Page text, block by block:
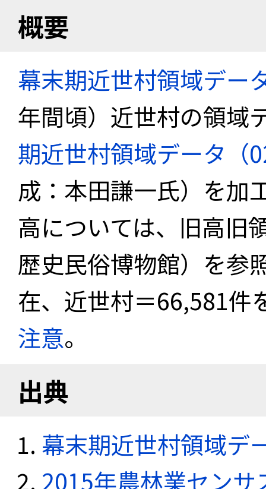
概要
幕末期近世村領域デー
年間頃）近世村の領域
期近世村領域データ（
成：本田謙一氏）を加
高については、旧高旧
歴史民俗博物館）を参
在、近世村＝66,581件
注意。
出典
幕末期近世村領域デ
2015年農林業セン